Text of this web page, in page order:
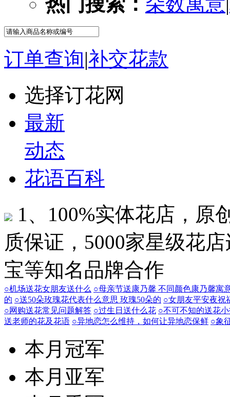
订单查询|补交花款
选择订花网
最新
动态
花语百科
1、100%实体花店，原
质保证，5000家星级花
宝等知名品牌合作
○机场送花女朋友送什么 ○母亲节送康乃馨 不同颜色康乃馨寓
的 ○送50朵玫瑰花代表什么意思 玫瑰50朵的 ○女朋友平安夜祝
○网购送花常见问题解答 ○过生日送什么花 ○不可不知的送花
送老师的花及花语 ○异地恋怎么维持，如何让异地恋保鲜 ○象
本月冠军
本月亚军